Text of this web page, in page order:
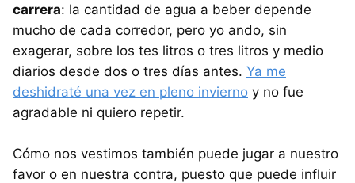
carrera: la cantidad de agua a beber depende
mucho de cada corredor, pero yo ando, sin
exagerar, sobre los tes litros o tres litros y medio
diarios desde dos o tres días antes. Ya me
deshidraté una vez en pleno invierno y no fue
agradable ni quiero repetir.
Cómo nos vestimos también puede jugar a nuestro
favor o en nuestra contra, puesto que puede influir